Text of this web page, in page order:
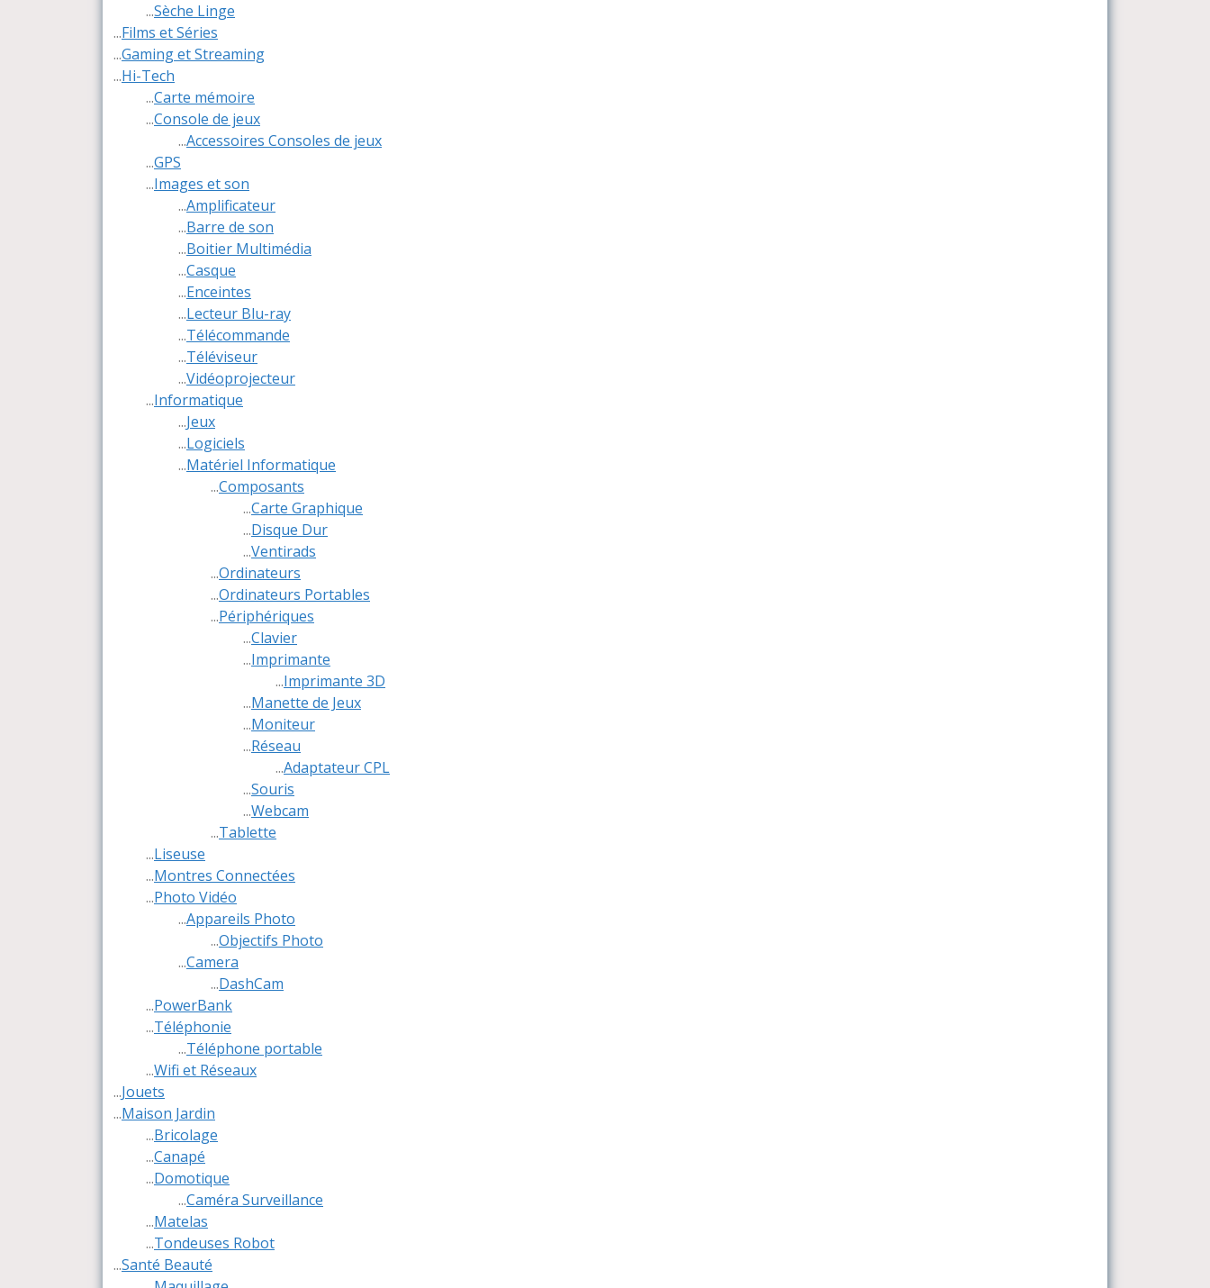
...Sèche Linge
...Films et Séries
...Gaming et Streaming
...Hi-Tech
...Carte mémoire
...Console de jeux
...Accessoires Consoles de jeux
...GPS
...Images et son
...Amplificateur
...Barre de son
...Boitier Multimédia
...Casque
...Enceintes
...Lecteur Blu-ray
...Télécommande
...Téléviseur
...Vidéoprojecteur
...Informatique
...Jeux
...Logiciels
...Matériel Informatique
...Composants
...Carte Graphique
...Disque Dur
...Ventirads
...Ordinateurs
...Ordinateurs Portables
...Périphériques
...Clavier
...Imprimante
...Imprimante 3D
...Manette de Jeux
...Moniteur
...Réseau
...Adaptateur CPL
...Souris
...Webcam
...Tablette
...Liseuse
...Montres Connectées
...Photo Vidéo
...Appareils Photo
...Objectifs Photo
...Camera
...DashCam
...PowerBank
...Téléphonie
...Téléphone portable
...Wifi et Réseaux
...Jouets
...Maison Jardin
...Bricolage
...Canapé
...Domotique
...Caméra Surveillance
...Matelas
...Tondeuses Robot
...Santé Beauté